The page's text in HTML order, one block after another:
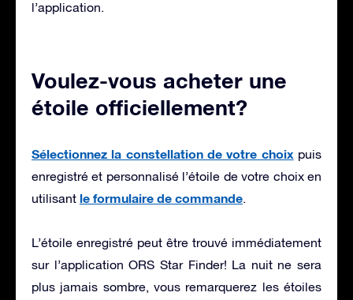
l’application.
Voulez-vous acheter une
étoile officiellement?
Sélectionnez la constellation de votre choix puis
enregistré et personnalisé l’étoile de votre choix en
utilisant le formulaire de commande.
L’étoile enregistré peut être trouvé immédiatement
sur l’application ORS Star Finder! La nuit ne sera
plus jamais sombre, vous remarquerez les étoiles